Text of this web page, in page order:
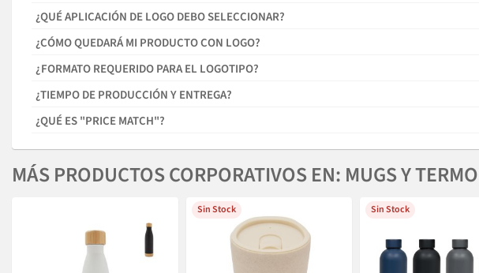
¿QUÉ APLICACIÓN DE LOGO DEBO SELECCIONAR?
¿CÓMO QUEDARÁ MI PRODUCTO CON LOGO?
¿FORMATO REQUERIDO PARA EL LOGOTIPO?
¿TIEMPO DE PRODUCCIÓN Y ENTREGA?
¿QUÉ ES "PRICE MATCH"?
MÁS PRODUCTOS CORPORATIVOS EN: MUGS Y
Sin Stock Sin Stock